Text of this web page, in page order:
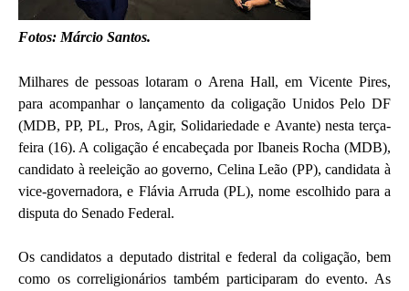
Fotos: Márcio Santos.
Milhares de pessoas lotaram o Arena Hall, em Vicente Pires,
para acompanhar o lançamento da coligação Unidos Pelo DF
(MDB, PP, PL, Pros, Agir, Solidariedade e Avante) nesta terça-
feira (16). A coligação é encabeçada por Ibaneis Rocha (MDB),
candidato à reeleição ao governo, Celina Leão (PP), candidata à
vice-governadora, e Flávia Arruda (PL), nome escolhido para a
disputa do Senado Federal.
Os candidatos a deputado distrital e federal da coligação, bem
como os correligionários também participaram do evento. As